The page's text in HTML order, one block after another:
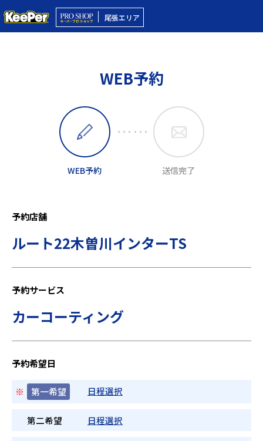
尾張エリア
WEB予約
WEB予約 送信完了
予約店舗
ルート22木曽川インターTS
予約サービス
カーコーティング
予約希望日
※ 第一希望 日程選択
第二希望 日程選択